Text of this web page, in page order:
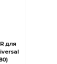
для